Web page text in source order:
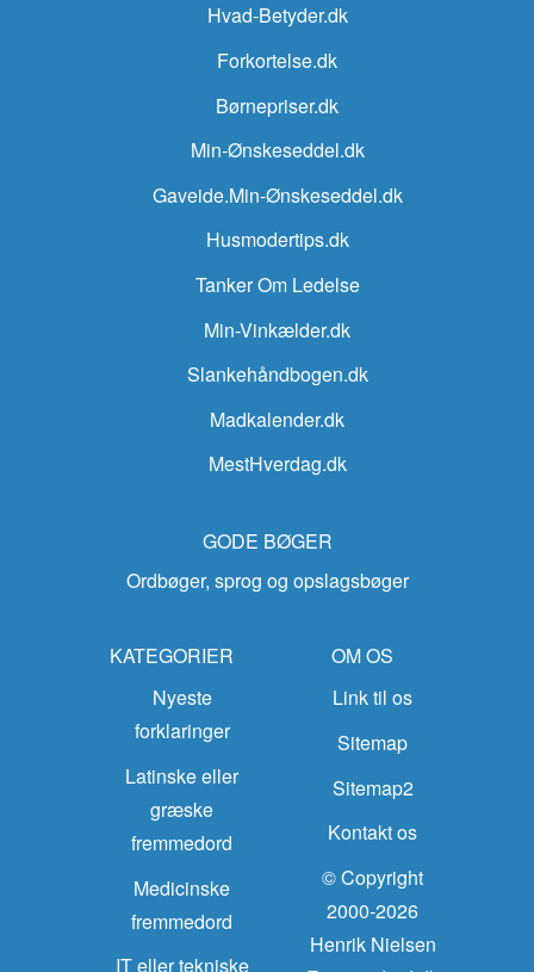
Hvad-Betyder.dk
Forkortelse.dk
Børnepriser.dk
Min-Ønskeseddel.dk
Gaveide.Min-Ønskeseddel.dk
Husmodertips.dk
Tanker Om Ledelse
Min-Vinkælder.dk
Slankehåndbogen.dk
Madkalender.dk
MestHverdag.dk
GODE BØGER
Ordbøger, sprog og opslagsbøger
KATEGORIER
Nyeste
forklaringer
Latinske eller
græske
fremmedord
Medicinske
fremmedord
IT eller tekniske
OM OS
Link til os
Sitemap
Sitemap2
Kontakt os
© Copyright
2000-2026
Henrik Nielsen